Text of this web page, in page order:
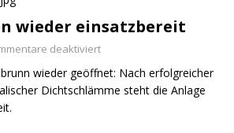
wieder einsatzbereit
deaktiviert
wieder geöffnet: Nach erfolgreicher
Dichtschlämme steht die Anlage